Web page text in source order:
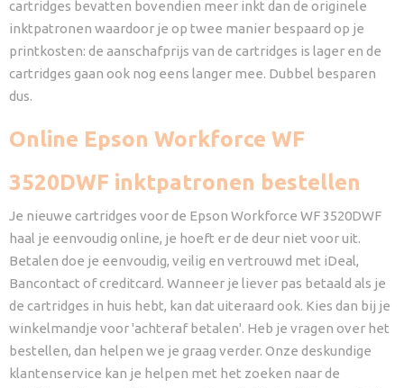
cartridges bevatten bovendien meer inkt dan de originele
inktpatronen waardoor je op twee manier bespaard op je
printkosten: de aanschafprijs van de cartridges is lager en de
cartridges gaan ook nog eens langer mee. Dubbel besparen
dus.
Online Epson Workforce WF
3520DWF inktpatronen bestellen
Je nieuwe cartridges voor de Epson Workforce WF 3520DWF
haal je eenvoudig online, je hoeft er de deur niet voor uit.
Betalen doe je eenvoudig, veilig en vertrouwd met iDeal,
Bancontact of creditcard. Wanneer je liever pas betaald als je
de cartridges in huis hebt, kan dat uiteraard ook. Kies dan bij je
winkelmandje voor 'achteraf betalen'. Heb je vragen over het
bestellen, dan helpen we je graag verder. Onze deskundige
klantenservice kan je helpen met het zoeken naar de